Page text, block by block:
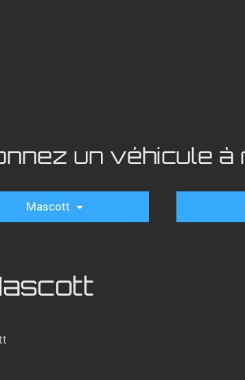
un véhicule à
Mascott